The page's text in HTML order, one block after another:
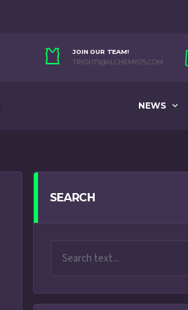
JOIN OUR TEAM!
TRYOUTS@ALCHEMISTS.COM
NEWS
SEARCH